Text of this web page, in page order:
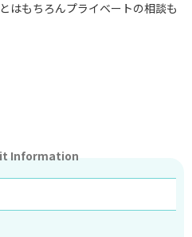
はもちろんプライベートの相談も
Information